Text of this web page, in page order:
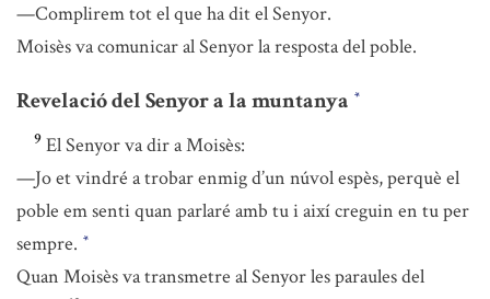
—Complirem tot el que ha dit el Senyor.
Moisès va comunicar al Senyor la resposta del poble.
Revelació del Senyor a la muntanya *
9 El Senyor va dir a Moisès:
—Jo et vindré a trobar enmig d’un núvol espès, perquè el
poble em senti quan parlaré amb tu i així creguin en tu per
sempre. *
Quan Moisès va transmetre al Senyor les paraules del